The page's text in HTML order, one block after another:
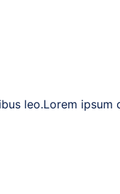
leo.Lorem